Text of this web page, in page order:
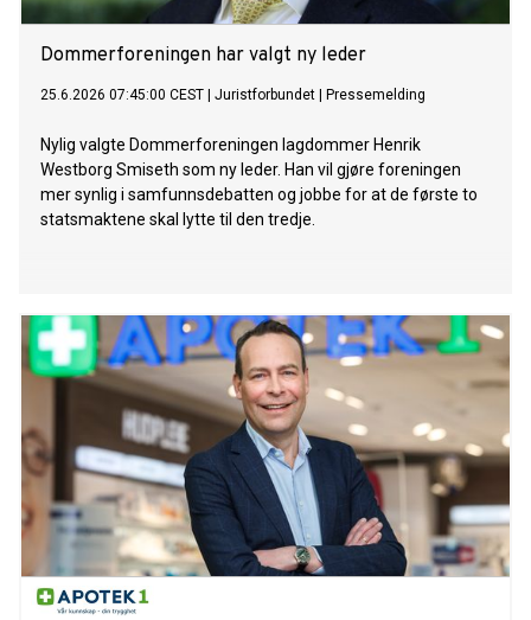
Dommerforeningen har valgt ny leder
25.6.2026 07:45:00 CEST Juristforbundet Pressemelding
Nylig valgte Dommerforeningen lagdommer Henrik
Westborg Smiseth som ny leder. Han vil gjøre foreningen
mer synlig i samfunnsdebatten og jobbe for at de første to
statsmaktene skal lytte til den tredje.